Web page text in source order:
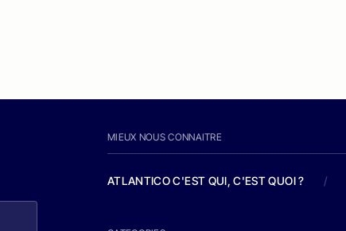
MIEUX NOUS CONNAITRE
ATLANTICO C'EST QUI, C'EST QUOI ? /